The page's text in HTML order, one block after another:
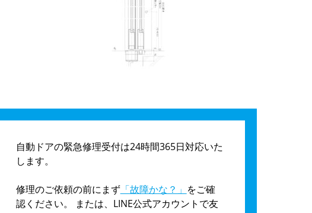
自動ドアの緊急修理受付は24時間365日対応いた
します。
修理のご依頼の前にまず「故障かな？」 をご確
認ください。 または、LINE公式アカウントで友